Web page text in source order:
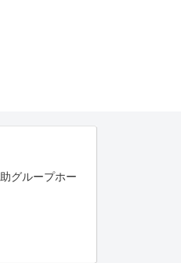
グループホー